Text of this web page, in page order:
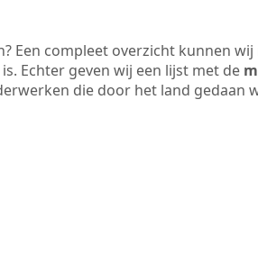
Een compleet overzicht kunnen
Echter geven wij een lijst met de
die door het land gedaan